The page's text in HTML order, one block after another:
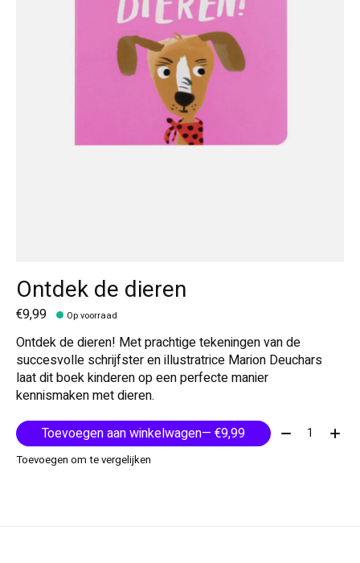
Ontdek de dieren
€9,99 Op voorraad
Ontdek de dieren! Met prachtige tekeningen van de
succesvolle schrijfster en illustratrice Marion Deuchars
laat dit boek kinderen op een perfecte manier
kennismaken met dieren.
Toevoegen aan winkelwagen
— €9,99 Aantal:
Toevoegen om te vergelijken